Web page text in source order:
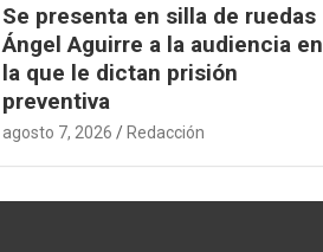
Se presenta en silla de ruedas
Ángel Aguirre a la audiencia en
la que le dictan prisión
preventiva
agosto 7, 2026 Redacción